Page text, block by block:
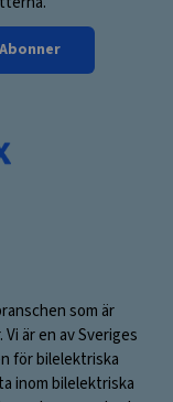
Abonner
som är
är en av Sveriges
för bilelektriska
inom bilelektriska